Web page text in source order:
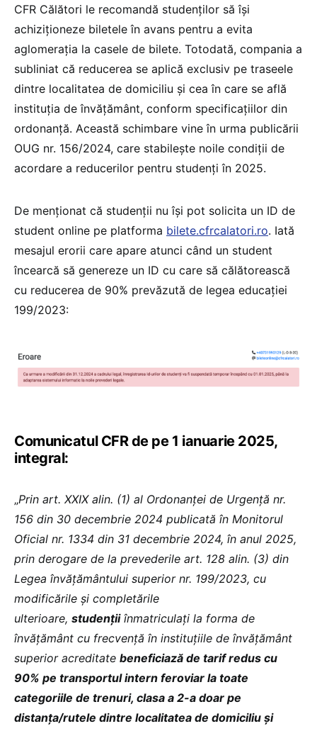
CFR Călători le recomandă studenților să își
achiziționeze biletele în avans pentru a evita
aglomerația la casele de bilete. Totodată, compania a
subliniat că reducerea se aplică exclusiv pe traseele
dintre localitatea de domiciliu și cea în care se află
instituția de învățământ, conform specificațiilor din
ordonanță. Această schimbare vine în urma publicării
OUG nr. 156/2024, care stabilește noile condiții de
acordare a reducerilor pentru studenți în 2025.
De menționat că studenții nu își pot solicita un ID de
student online pe platforma bilete.cfrcalatori.ro. Iată
mesajul erorii care apare atunci când un student
încearcă să genereze un ID cu care să călătorească
cu reducerea de 90% prevăzută de legea educației
199/2023:
Comunicatul CFR de pe 1 ianuarie 2025,
integral:
„Prin art. XXIX alin. (1) al Ordonanței de Urgență nr.
156 din 30 decembrie 2024 publicată în Monitorul
Oficial nr. 1334 din 31 decembrie 2024, în anul 2025,
prin derogare de la prevederile art. 128 alin. (3) din
Legea învăţământului superior nr. 199/2023, cu
modificările și completările
ulterioare, studenţiiînmatriculaţi la forma de
învăţământ cu frecvenţă în instituţiile de învăţământ
superior acreditate beneficiază de tarif redus cu
90% pe transportul intern feroviar la toate
categoriile de trenuri, clasa a 2-a doar pe
distanța/rutele dintre localitatea de domiciliu şi